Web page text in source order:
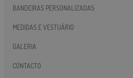
BANDEIRAS PERSONALIZADAS
MEDIDAS E VESTUÁRIO
GALERIA
CONTACTO